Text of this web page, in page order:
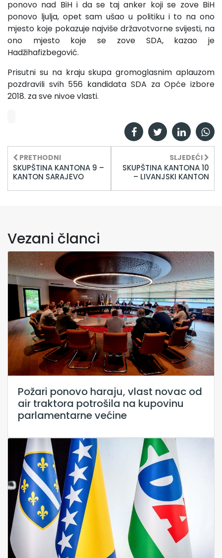
ponovo nad BiH i da se taj anker koji se zove BiH
ponovo ljulja, opet sam ušao u politiku i to na ono
mjesto koje pokazuje najviše državotvorne svijesti, na
ono mjesto koje se zove SDA, kazao je
Hadžihafizbegović.
Prisutni su na kraju skupa gromoglasnim aplauzom
pozdravili svih 556 kandidata SDA za Opće izbore
2018. za sve nivoe vlasti.
PRETHODNI
SKUPŠTINA KANTONA 9 –
KANTON SARAJEVO
SLJEDEĆI
SKUPŠTINA KANTONA 10
– LIVANJSKI KANTON
Vezani članci
Požari ponovo haraju, vlast novac od
air traktora potrošila na kupovinu
parlamentarne većine